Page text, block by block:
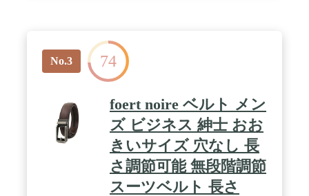
No.3 74
foert noire ベルト メン
ズ ビジネス 紳士 おお
きいサイズ 穴なし ⾧
さ調節可能 無段階調節
スーツベルト ⾧さ